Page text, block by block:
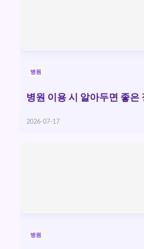
병원
병원 이용 시 알아두면 좋은
2026-07-17
병원